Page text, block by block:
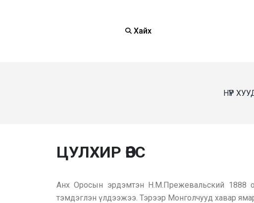
Хайх
НҮҮР
ЦУЛХИР ӨВС
Анх Оросын эрдэмтэн Н.М.Прежевальский 1888
тэмдэглэн үлдээжээ. Тэрээр Монголчууд хавар